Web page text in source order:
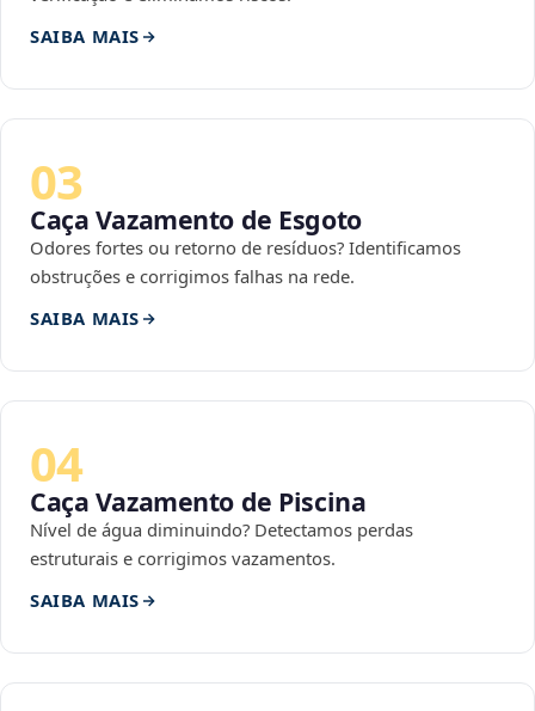
SAIBA MAIS
03
Caça Vazamento de Esgoto
Odores fortes ou retorno de resíduos? Identificamos
obstruções e corrigimos falhas na rede.
SAIBA MAIS
04
Caça Vazamento de Piscina
Nível de água diminuindo? Detectamos perdas
estruturais e corrigimos vazamentos.
SAIBA MAIS